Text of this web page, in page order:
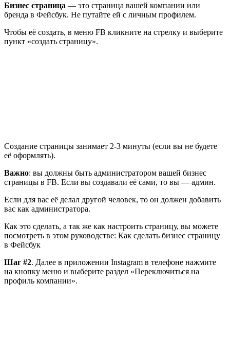
Бизнес страница — это страница вашей компании или
бренда в Фейсбук. Не путайте ей с личным профилем.
Чтобы её создать, в меню FB кликните на стрелку и выберите
пункт «создать страницу».
Создание страницы занимает 2-3 минуты (если вы не будете
её оформлять).
Важно: вы должны быть администратором вашей бизнес
страницы в FB. Если вы создавали её сами, то вы — админ.
Если для вас её делал другой человек, то он должен добавить
вас как администратора.
Как это сделать, а так же как настроить страницу, вы можете
посмотреть в этом руководстве: Как сделать бизнес страницу
в Фейсбук
Шаг #2. Далее в приложении Instagram в телефоне нажмите
на кнопку меню и выберите раздел «Переключиться на
профиль компании».